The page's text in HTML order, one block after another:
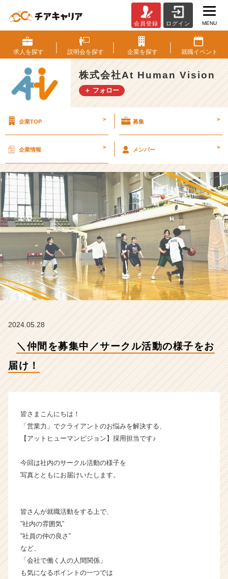
仲
間
を
募
集
中
ク
動
の
お
届
け！
【株
式
会
社
a
s
n
の
ム
ラ
|
ー・
成
会員登録 ログイン MENU
求人を探す 説明会を探す 企業を探す 就職イベント
株式会社At Human Vision
＋ フォロー
企業TOP > 募集 >
企業情報 > メンバー >
2024.05.28
＼仲間を募集中／サークル活動の様子をお
届け！
皆さまこんにちは！
「営業力」でクライアントのお悩みを解決する、
【アットヒューマンビジョン】採用担当です♪
今回は社内のサークル活動の様子を
写真とともにお届けいたします。
皆さんが就職活動をする上で、
”社内の雰囲気”
”社員の仲の良さ”
など、
「会社で働く人の人間関係」
も気になるポイントの一つでは